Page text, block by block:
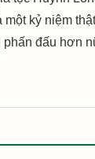
kỷ niệm
phấn đấu